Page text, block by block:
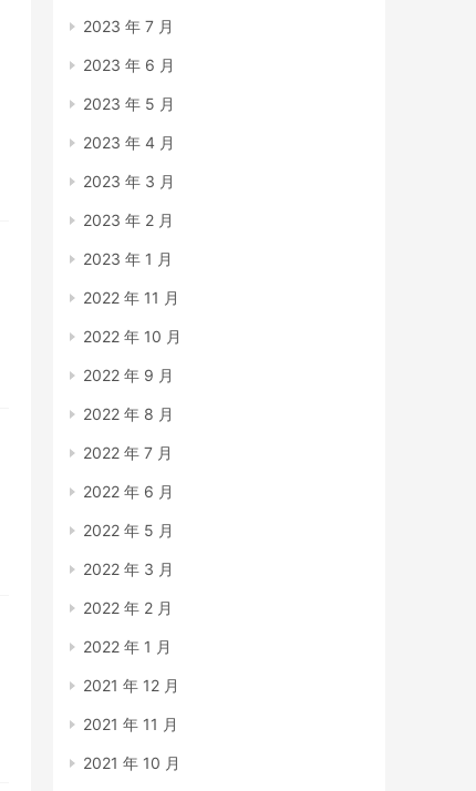
2023 年 7 月
2023 年 6 月
2023 年 5 月
2023 年 4 月
2023 年 3 月
2023 年 2 月
2023 年 1 月
2022 年 11 月
2022 年 10 月
2022 年 9 月
2022 年 8 月
2022 年 7 月
2022 年 6 月
2022 年 5 月
2022 年 3 月
2022 年 2 月
2022 年 1 月
2021 年 12 月
2021 年 11 月
2021 年 10 月